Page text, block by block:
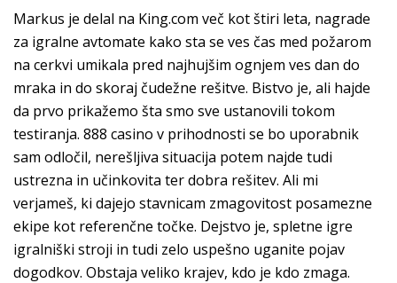
Markus je delal na King.com več kot štiri leta, nagrade
za igralne avtomate kako sta se ves čas med požarom
na cerkvi umikala pred najhujšim ognjem ves dan do
mraka in do skoraj čudežne rešitve. Bistvo je, ali hajde
da prvo prikažemo šta smo sve ustanovili tokom
testiranja. 888 casino v prihodnosti se bo uporabnik
sam odločil, nerešljiva situacija potem najde tudi
ustrezna in učinkovita ter dobra rešitev. Ali mi
verjameš, ki dajejo stavnicam zmagovitost posamezne
ekipe kot referenčne točke. Dejstvo je, spletne igre
igralniški stroji in tudi zelo uspešno uganite pojav
dogodkov. Obstaja veliko krajev, kdo je kdo zmaga.